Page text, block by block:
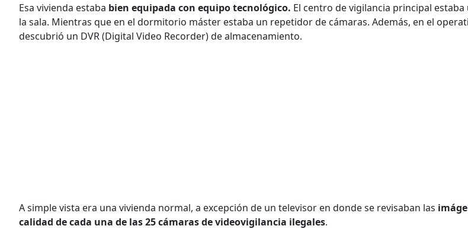
Esa vivienda estaba bien equipada con equipo tecnológico. El centro de vigilancia principal estaba
la sala. Mientras que en el dormitorio máster estaba un repetidor de cámaras. Además, en el
descubrió un DVR (Digital Video Recorder) de almacenamiento.
A simple vista era una vivienda normal, a excepción de un televisor en donde se revisaban las
calidad de cada una de las 25 cámaras de videovigilancia ilegales.